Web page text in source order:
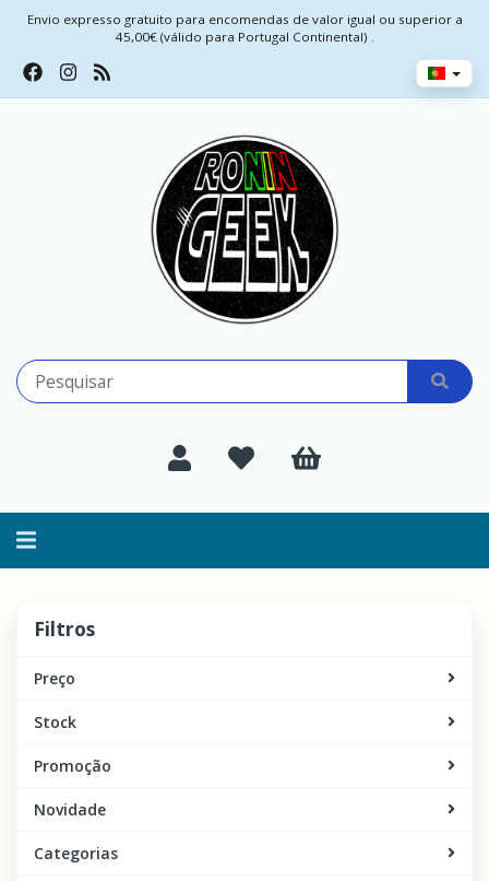
Envio expresso gratuito para encomendas de valor igual ou superior a
45,00€ (válido para Portugal Continental) .
Alternar
Filtros
Preço
Stock
Promoção
Novidade
Categorias